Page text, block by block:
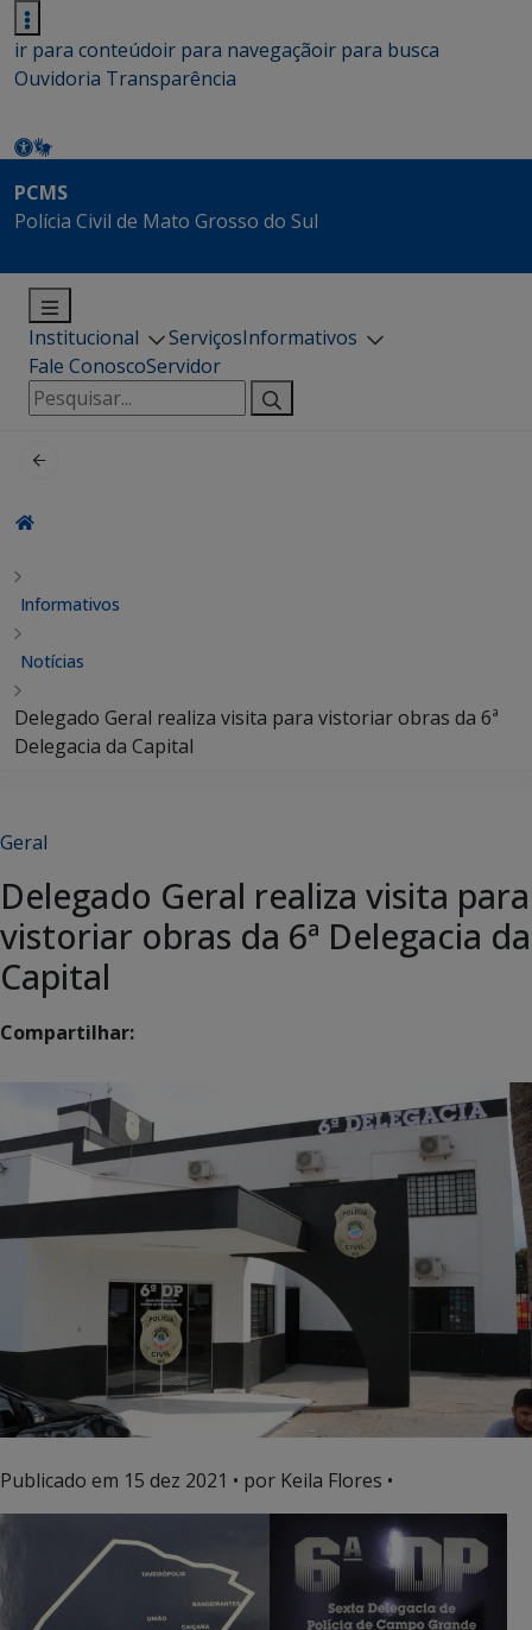
ir para conteúdoir para navegaçãoir para busca
Ouvidoria Transparência
PCMS
Polícia Civil de Mato Grosso do Sul
Institucional ServiçosInformativos
Fale ConoscoServidor
Pesquisar
por:
Informativos
Notícias
Delegado Geral realiza visita para vistoriar obras da 6ª
Delegacia da Capital
Geral
Delegado Geral realiza visita para
vistoriar obras da 6ª Delegacia da
Capital
Compartilhar:
Publicado em 15 dez 2021 • por Keila Flores •